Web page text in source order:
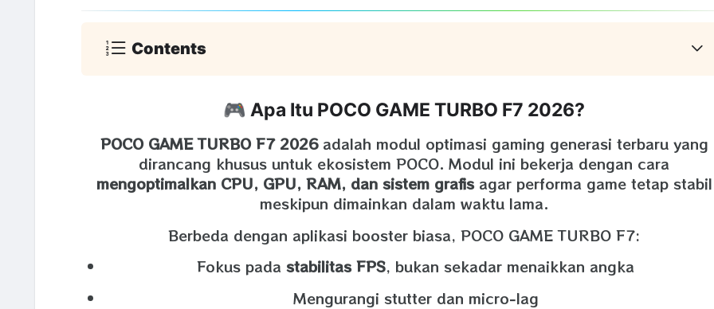
Contents
🎮 Apa Itu POCO GAME TURBO F7 2026?
POCO GAME TURBO F7 2026adalah modul optimasi gaming generasi terbaru yang
dirancang khusus untuk ekosistem POCO. Modul ini bekerja dengan cara
mengoptimalkan CPU, GPU, RAM, dan sistem grafisagar performa game tetap stabil
meskipun dimainkan dalam waktu lama.
Berbeda dengan aplikasi booster biasa, POCO GAME TURBO F7:
Fokus padastabilitas FPS, bukan sekadar menaikkan angka
Mengurangi stutter dan micro‑lag